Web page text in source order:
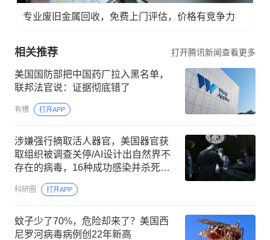
专业废旧金属回收，免费上门评估，价格有竞争力
相关推荐 打开腾讯新闻查看更多
美国国防部把中国药厂拉入黑名单，
联邦法官说：证据彻底错了
有槽 打开APP
涉嫌强行摘取活人器官，美国器官获
取组织被调查关停/AI设计出自然界不
存在的病毒，16种成功感染并杀死细
菌/2026狄拉克奖公布
科研圈 打开APP
蚊子少了70%，危险却来了？美国西
尼罗河病毒病例创22年新高